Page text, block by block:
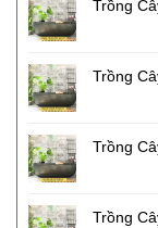
Trồng
Trồng
Trồng
Trồng